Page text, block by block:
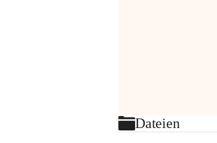
Dateien